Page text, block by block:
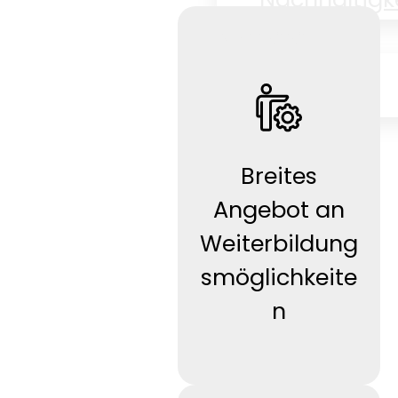
Karriere
News
Kontakt
Breites
Angebot an
Weiterbildung
smöglichkeite
n